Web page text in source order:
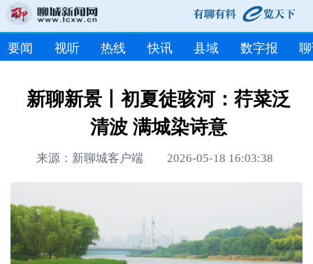
要闻 视听 热线 快讯 县域 数字报
新聊新景丨初夏徒骇河：荇菜泛
清波 满城染诗意
来源：新聊城客户端 2026-05-18 16:03:38